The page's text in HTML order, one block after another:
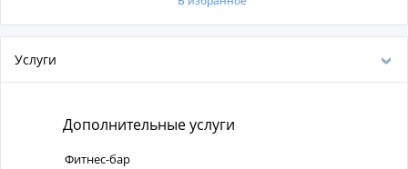
Услуги
Дополнительные услуги
Фитнес-бар